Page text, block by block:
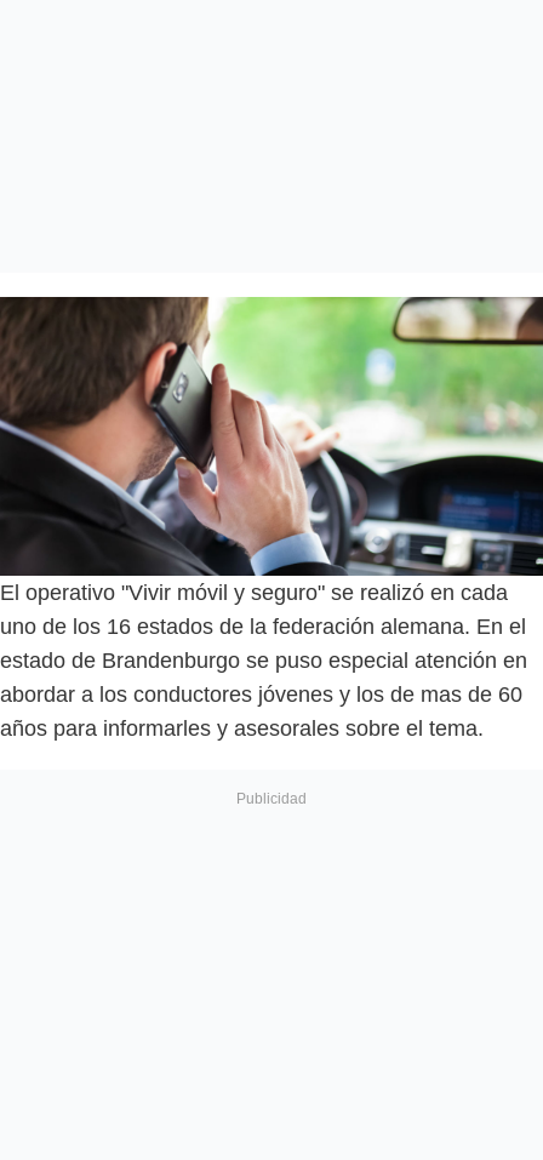
El operativo "Vivir móvil y seguro" se realizó en cada
uno de los 16 estados de la federación alemana. En el
estado de Brandenburgo se puso especial atención en
abordar a los conductores jóvenes y los de mas de 60
años para informarles y asesorales sobre el tema.